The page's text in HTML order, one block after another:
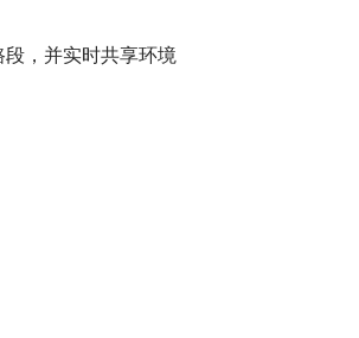
，并实时共享环境